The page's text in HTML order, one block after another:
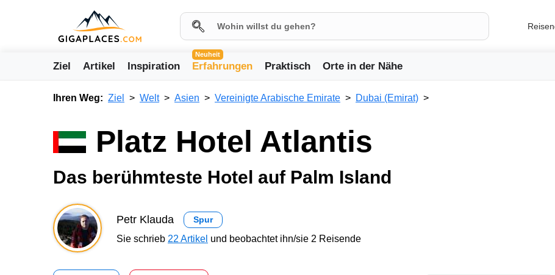
Ziel Artikel Inspiration
Neuheit
Erfahrungen Praktisch Orte in der Nähe
Ihren Weg: Ziel Welt Asien Vereinigte Arabische Emirate Dubai (Emirat)
Platz Hotel Atlantis
Das berühmteste Hotel auf Palm Island
Petr Klauda Spur
Sie schrieb 22 Artikel und beobachtet ihn/sie 2 Reisende